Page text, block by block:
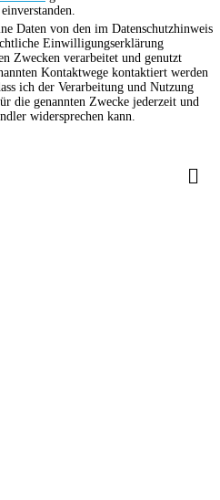
Daten von den im Datenschutzhinweis
Einwilligungserklärung
Zwecken verarbeitet und genutzt
Kontaktwege kontaktiert werden
ich der Verarbeitung und Nutzung
die genannten Zwecke jederzeit und
widersprechen kann.